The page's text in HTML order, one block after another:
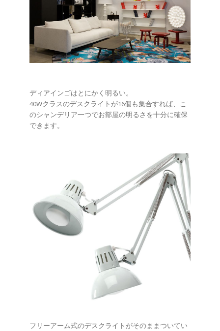
ディアインゴはとにかく明るい。
40Wクラスのデスクライトが16個も集合すれば、こ
のシャンデリア一つでお部屋の明るさを十分に確保
できます。
フリーアーム式のデスクライトがそのままついてい